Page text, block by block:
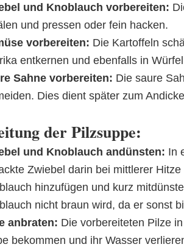
und Knoblauch vorbereiten:
und pressen oder fein hacken.
vorbereiten: Die Kartoffeln
entkernen und ebenfalls in
Sahne vorbereiten: Die saure
Dies dient später zum
der Pilzsuppe:
und Knoblauch andünsten: In
Zwiebel darin bei mittlerer
hinzufügen und kurz
nicht braun wird, da er sonst
anbraten: Die vorbereiteten Pilze
bekommen und ihr Wasser